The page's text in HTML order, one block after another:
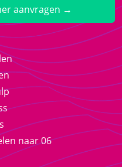
aanvragen →
naar 06